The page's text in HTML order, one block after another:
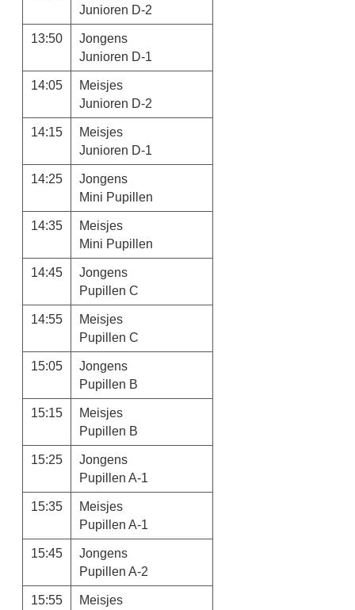
Junioren D-2
13:50
Jongens
Junioren D-1
14:05
Meisjes
Junioren D-2
14:15
Meisjes
Junioren D-1
14:25
Jongens
Mini Pupillen
14:35
Meisjes
Mini Pupillen
14:45
Jongens
Pupillen C
14:55
Meisjes
Pupillen C
15:05
Jongens
Pupillen B
15:15
Meisjes
Pupillen B
15:25
Jongens
Pupillen A-1
15:35
Meisjes
Pupillen A-1
15:45
Jongens
Pupillen A-2
15:55
Meisjes